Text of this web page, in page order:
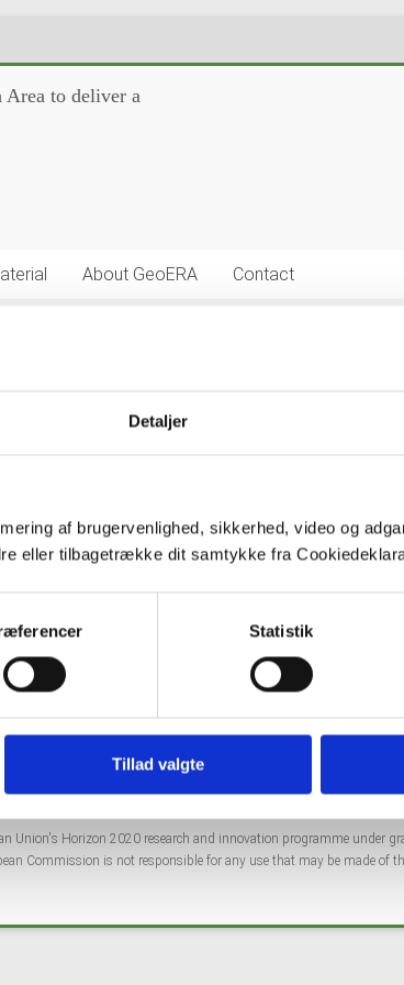
Detaljer
af brugervenlighed, sikkerhed, video og
eller tilbagetrække dit samtykke fra
Statistik
Tillad valgte
Area to deliver a
About GeoERA Contact
Union's Horizon 2020 research and innovation programme under
Commission is not responsible for any use that may be made of